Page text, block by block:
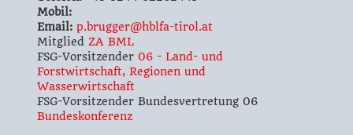
Mobil:
Email: p.brugger@hblfa-tirol.at
Mitglied ZA BML
FSG-Vorsitzender 06 - Land- und
Forstwirtschaft, Regionen und
Wasserwirtschaft
FSG-Vorsitzender Bundesvertretung 06
Bundeskonferenz